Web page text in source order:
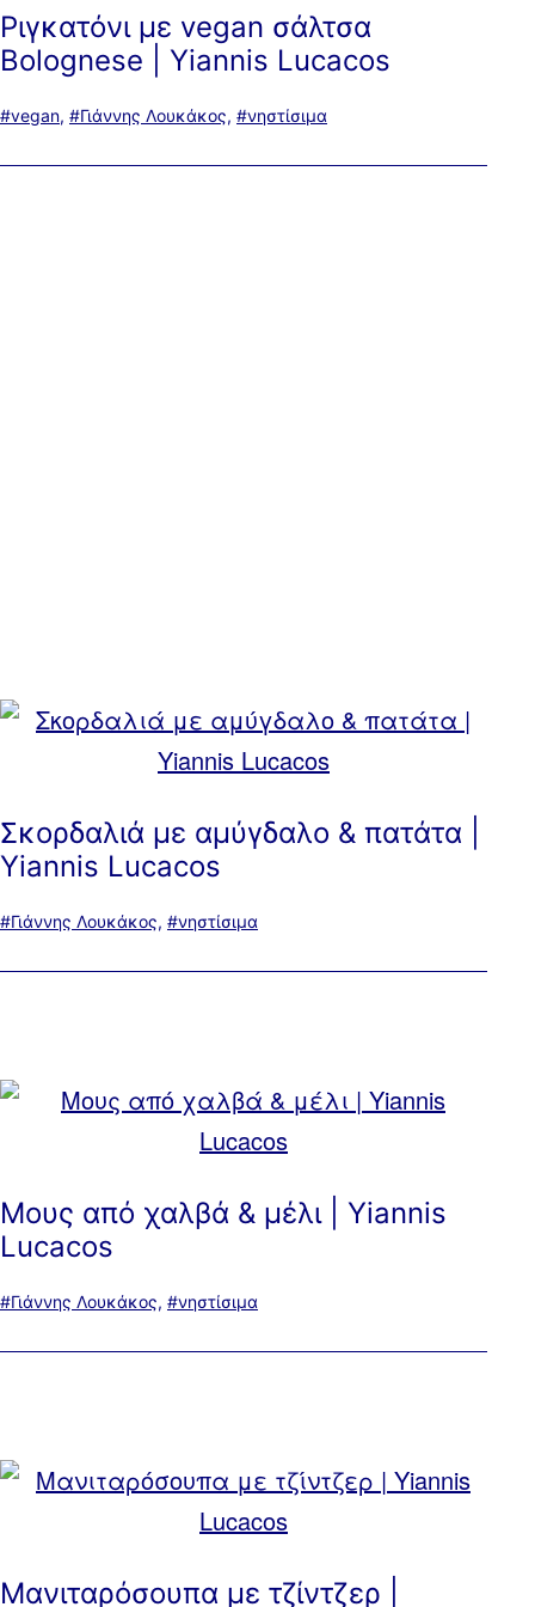
Ριγκατόνι με vegan σάλτσα
Bolognese | Yiannis Lucacos
Μεvegan, Γιάννης Λουκάκος, νηστίσιμα
Σκορδαλιά με αμύγδαλο & πατάτα |
Yiannis Lucacos
ΜεΓιάννης Λουκάκος, νηστίσιμα
Μους από χαλβά & μέλι | Yiannis
Lucacos
ΜεΓιάννης Λουκάκος, νηστίσιμα
Μανιταρόσουπα με τζίντζερ |